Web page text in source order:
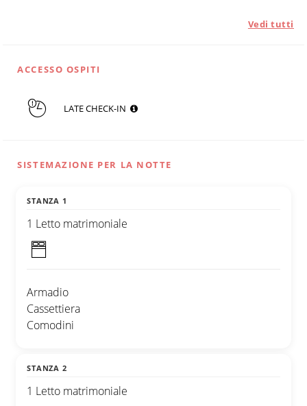
Vedi tutti
ACCESSO OSPITI
LATE CHECK-IN
SISTEMAZIONE PER LA NOTTE
STANZA 1
1 Letto matrimoniale
Armadio
Cassettiera
Comodini
STANZA 2
1 Letto matrimoniale